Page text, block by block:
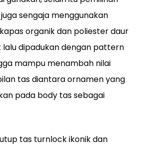
sengaja menggunakan
organik dan poliester daur
dipadukan dengan pattern
mampu menambah nilai
tas diantara ornamen yang
pada body tas sebagai
tas turnlock ikonik dan